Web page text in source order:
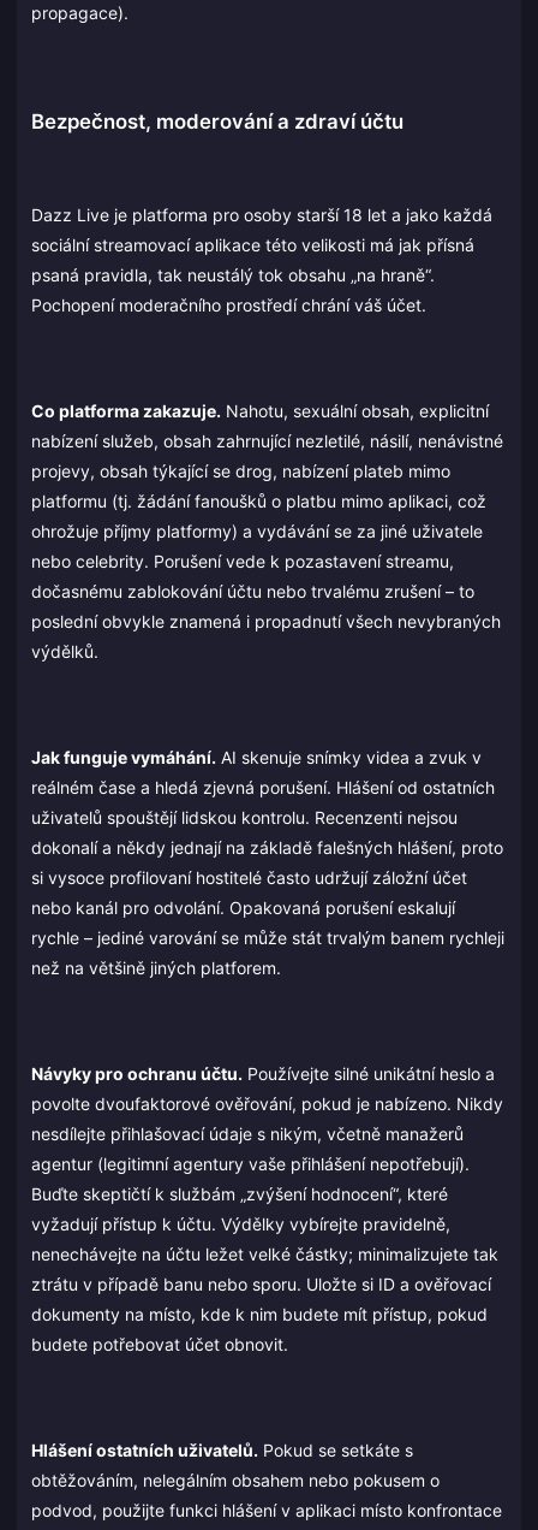
propagace).
Bezpečnost, moderování a zdraví účtu
Dazz Live je platforma pro osoby starší 18 let a jako každá
sociální streamovací aplikace této velikosti má jak přísná
psaná pravidla, tak neustálý tok obsahu „na hraně“.
Pochopení moderačního prostředí chrání váš účet.
Co platforma zakazuje. Nahotu, sexuální obsah, explicitní
nabízení služeb, obsah zahrnující nezletilé, násilí, nenávistné
projevy, obsah týkající se drog, nabízení plateb mimo
platformu (tj. žádání fanoušků o platbu mimo aplikaci, což
ohrožuje příjmy platformy) a vydávání se za jiné uživatele
nebo celebrity. Porušení vede k pozastavení streamu,
dočasnému zablokování účtu nebo trvalému zrušení – to
poslední obvykle znamená i propadnutí všech nevybraných
výdělků.
Jak funguje vymáhání. AI skenuje snímky videa a zvuk v
reálném čase a hledá zjevná porušení. Hlášení od ostatních
uživatelů spouštějí lidskou kontrolu. Recenzenti nejsou
dokonalí a někdy jednají na základě falešných hlášení, proto
si vysoce profilovaní hostitelé často udržují záložní účet
nebo kanál pro odvolání. Opakovaná porušení eskalují
rychle – jediné varování se může stát trvalým banem rychleji
než na většině jiných platforem.
Návyky pro ochranu účtu. Používejte silné unikátní heslo a
povolte dvoufaktorové ověřování, pokud je nabízeno. Nikdy
nesdílejte přihlašovací údaje s nikým, včetně manažerů
agentur (legitimní agentury vaše přihlášení nepotřebují).
Buďte skeptičtí k službám „zvýšení hodnocení“, které
vyžadují přístup k účtu. Výdělky vybírejte pravidelně,
nenechávejte na účtu ležet velké částky; minimalizujete tak
ztrátu v případě banu nebo sporu. Uložte si ID a ověřovací
dokumenty na místo, kde k nim budete mít přístup, pokud
budete potřebovat účet obnovit.
Hlášení ostatních uživatelů. Pokud se setkáte s
obtěžováním, nelegálním obsahem nebo pokusem o
podvod, použijte funkci hlášení v aplikaci místo konfrontace